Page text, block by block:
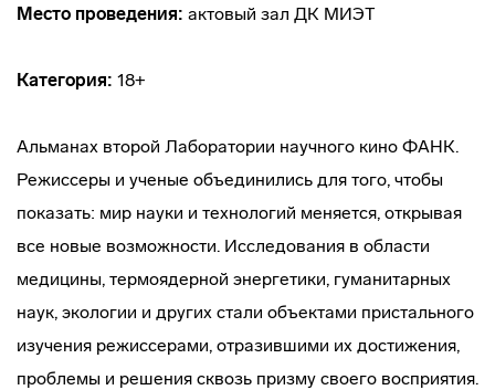
Место проведения: актовый зал ДК МИЭТ
Категория: 18+
Альманах второй Лаборатории научного кино ФАНК.
Режиссеры и ученые объединились для того, чтобы
показать: мир науки и технологий меняется, открывая
все новые возможности. Исследования в области
медицины, термоядерной энергетики, гуманитарных
наук, экологии и других стали объектами пристального
изучения режиссерами, отразившими их достижения,
проблемы и решения сквозь призму своего восприятия.